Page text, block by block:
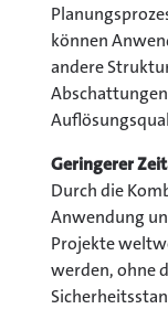
können
andere
Geringerer
Durch die
Anwendung
Projekte
werden, ohne